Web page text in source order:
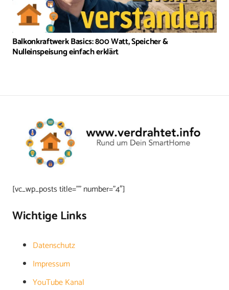
Balkonkraftwerk Basics: 800 Watt, Speicher &
Nulleinspeisung einfach erklärt
[vc_wp_posts title=”” number=”4″]
Wichtige Links
Datenschutz
Impressum
YouTube Kanal